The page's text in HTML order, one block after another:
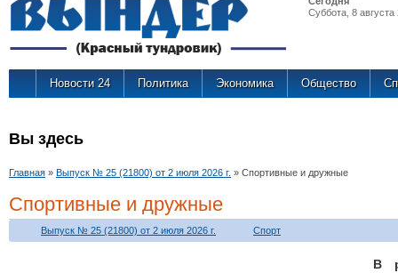
Суббота, 8 августа
Новости 24 Политика Экономика Общество
Вы здесь
Главная » Выпуск № 25 (21800) от 2 июля 2026 г. » Спортивные и дружные
Спортивные и дружные
Выпуск № 25 (21800) от 2 июля 2026 г. Спорт
В